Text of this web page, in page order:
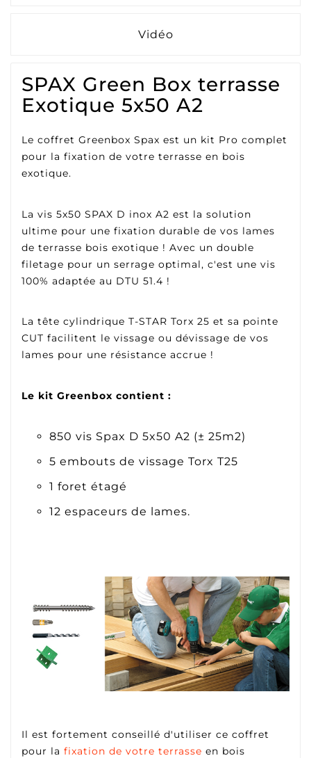
Vidéo
SPAX Green Box terrasse
Exotique 5x50 A2
Le coffret Greenbox Spax est un kit Pro complet
pour la fixation de votre terrasse en bois
exotique.
La vis 5x50 SPAX D inox A2 est la solution
ultime pour une fixation durable de vos lames
de terrasse bois exotique ! Avec un double
filetage pour un serrage optimal, c'est une vis
100% adaptée au DTU 51.4 !
La tête cylindrique T-STAR Torx 25 et sa pointe
CUT facilitent le vissage ou dévissage de vos
lames pour une résistance accrue !
Le kit Greenbox contient :
850 vis Spax D 5x50 A2 (± 25m2)
5 embouts de vissage Torx T25
1 foret étagé
12 espaceurs de lames.
Il est fortement conseillé d'utiliser ce coffret
pour la fixation de votre terrasse en bois